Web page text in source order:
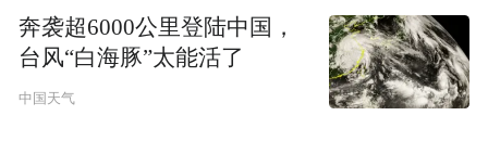
奔袭超6000公里登陆中国，
台风“白海豚”太能活了
中国天气